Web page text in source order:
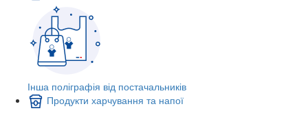
Інша поліграфія від постачальників
Продукти харчування та напої